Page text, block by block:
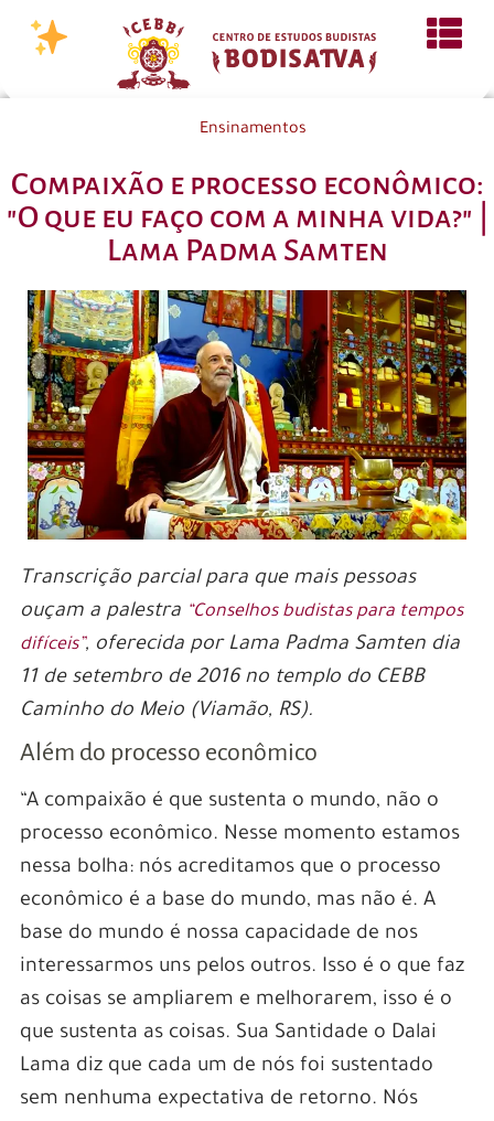
Ensinamentos
Compaixão e processo econômico:
"O que eu faço com a minha vida?" |
Lama Padma Samten
Transcrição parcial para que mais pessoas
ouçam a palestra “Conselhos budistas para tempos
difíceis”, oferecida por Lama Padma Samten dia
11 de setembro de 2016 no templo do CEBB
Caminho do Meio (Viamão, RS).
Além do processo econômico
“A compaixão é que sustenta o mundo, não o
processo econômico. Nesse momento estamos
nessa bolha: nós acreditamos que o processo
econômico é a base do mundo, mas não é. A
base do mundo é nossa capacidade de nos
interessarmos uns pelos outros. Isso é o que faz
as coisas se ampliarem e melhorarem, isso é o
que sustenta as coisas. Sua Santidade o Dalai
Lama diz que cada um de nós foi sustentado
sem nenhuma expectativa de retorno. Nós